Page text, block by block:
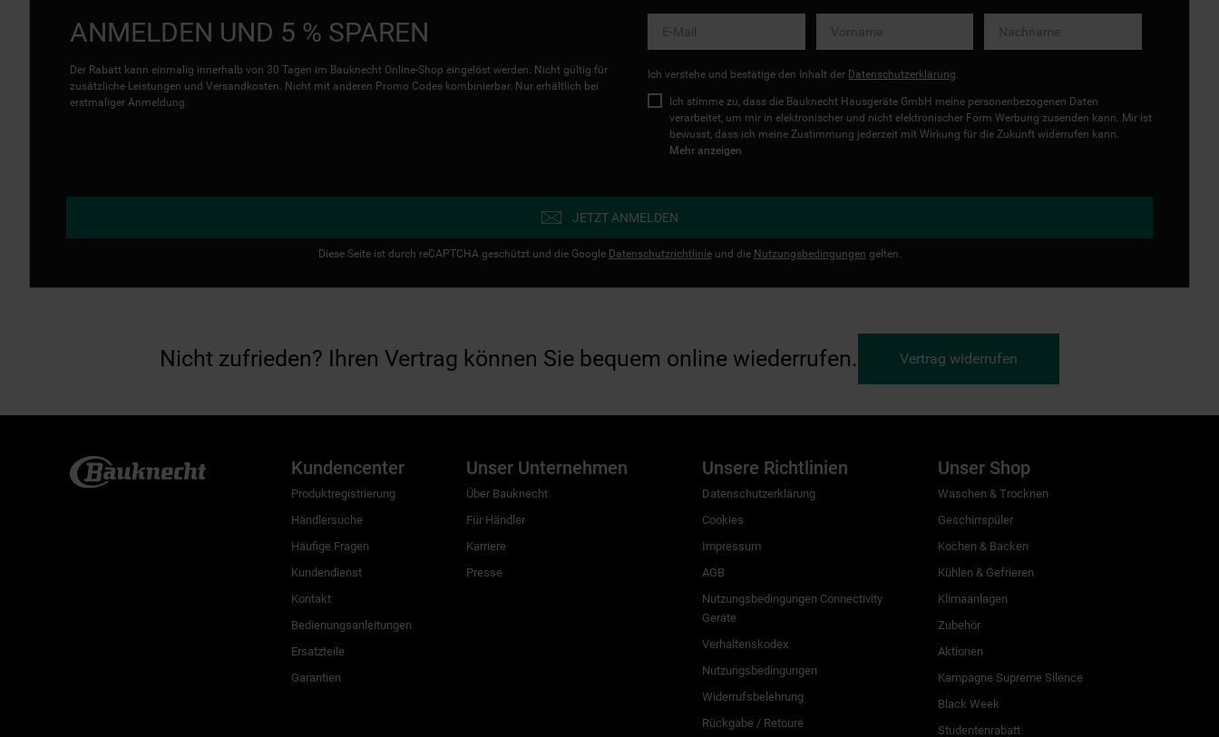
ANMELDEN UND 5 % SPAREN
Der Rabatt kann einmalig innerhalb von 30 Tagen im Bauknecht Online-Shop eingelöst werden. Nicht gültig für
zusätzliche Leistungen und Versandkosten. Nicht mit anderen Promo Codes kombinierbar. Nur erhältlich bei
erstmaliger Anmeldung.
Ich verstehe und bestätige den Inhalt der Datenschutzerklärung
Ich stimme zu, dass die Bauknecht Hausgeräte GmbH meine personenbezogenen Daten
verarbeitet, um mir in elektronischer und nicht elektronischer Form Werbung zusenden kann. Mir ist
bewusst, dass ich meine Zustimmung jederzeit mit Wirkung für die Zukunft widerrufen kann.
Mehr anzeigen
JETZT ANMELDEN
Diese Seite ist durch reCAPTCHA geschützt und die Google Datenschutzrichtlinieund die Nutzungsbedingungen gelten.
Nicht zufrieden? Ihren Vertrag können Sie bequem online wiederrufen. Vertrag widerrufen
Kundencenter
Produktregistrierung
Händlersuche
Häufige Fragen
Kundendienst
Kontakt
Bedienungsanleitungen
Ersatzteile
Garantien
Unser Unternehmen
Über Bauknecht
Für Händler
Karriere
Presse
Unsere Richtlinien
Datenschutzerklärung
Cookies
Impressum
AGB
Nutzungsbedingungen Connectivity
Geräte
Verhaltenskodex
Nutzungsbedingungen
Widerrufsbelehrung
Rückgabe / Retoure
Unser Shop
Waschen & Trocknen
Geschirrspüler
Kochen & Backen
Kühlen & Gefrieren
Klimaanlagen
Zubehör
Aktionen
Kampagne Supreme Silence
Black Week
Studentenrabatt